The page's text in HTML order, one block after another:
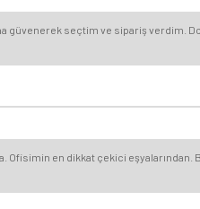
güvenerek seçtim ve sipariş verdim.
Ofisimin en dikkat çekici